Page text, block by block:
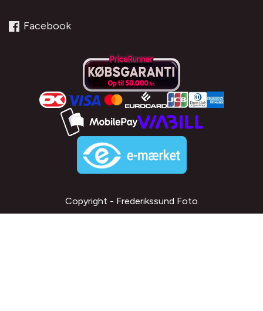
Facebook
Copyright - Frederikssund Foto